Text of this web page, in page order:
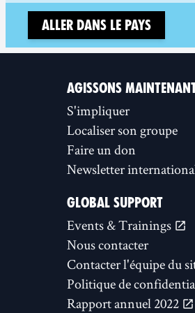
Aller dans le pays
AGISSONS
S'impliquer
Localiser son groupe
Faire un don
Newsletter
GLOBAL SUPPORT
Events & Trainings
Nous contacter
Contacter l'équipe du
Politique de
Rapport annuel 2022